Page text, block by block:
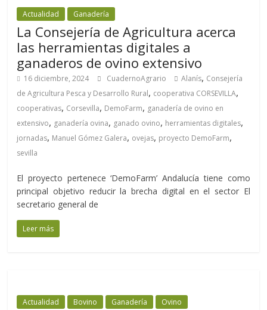
Actualidad Ganadería
La Consejería de Agricultura acerca
las herramientas digitales a
ganaderos de ovino extensivo
16 diciembre, 2024 CuadernoAgrario Alanís, Consejería
de Agricultura Pesca y Desarrollo Rural, cooperativa CORSEVILLA,
cooperativas, Corsevilla, DemoFarm, ganadería de ovino en
extensivo, ganadería ovina, ganado ovino, herramientas digitales,
jornadas, Manuel Gómez Galera, ovejas, proyecto DemoFarm,
sevilla
El proyecto pertenece ‘DemoFarm’ Andalucía tiene como
principal objetivo reducir la brecha digital en el sector El
secretario general de
Leer más
Actualidad Bovino Ganadería Ovino